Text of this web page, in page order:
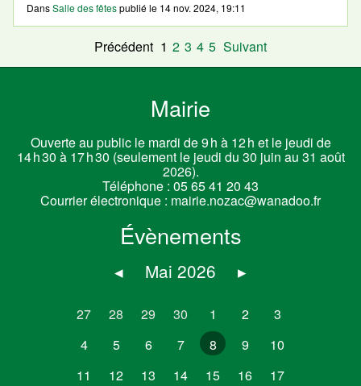
DansSalle des fêtespublié le 14 nov. 2024, 19:11
Précédent 1 2 3 4 5 Suivant
Mairie
Ouverte au public le mardi de 9 h à 12 h et le jeudi de
14 h 30 à 17 h 30 (seulement le jeudi du 30 juin au 31 août
2026).
Téléphone : 05 65 41 20 43
Courrier électronique : mairie.nozac@wanadoo.fr
Évènements
◂ Mai 2026 ▸
27 28 29 30 1 2
3
4
5 6 7 8 9
10
11
12 13 14 15 16
17